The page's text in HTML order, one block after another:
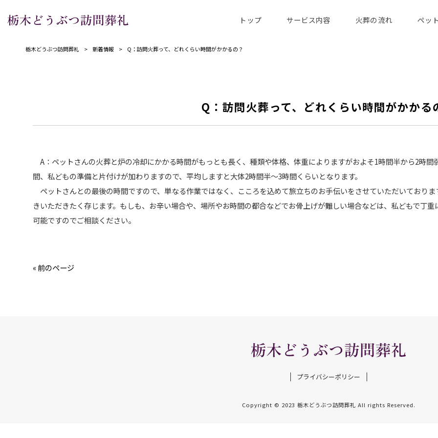
トップ サービス内容 火葬の流れ ペッ
栃木どうぶつ訪問葬礼 > 新着情報 > Q：訪問火葬って、どれくらい時間がかかるの？
Q：訪問火葬って、どれくらい時間がかかる
A：ペットさんの火葬と炉の冷却にかかる時間がもっとも長く、種類や体格、体重によりますがおよそ1時間半から2時
間、私どもの準備と片付けが加わりますので、平均しますと大体2時間半～3時間くらいとなります。
ペットさんとの最後の時間ですので、単なる作業ではなく、こころを込めて旅立ちのお手伝いをさせていただいており
きいただきたく存じます。もしも、お辛い場合や、場所やお時間の都合などでお骨上げが難しい場合などは、私どもで丁
可能ですのでご相談ください。
« 前のページ
プライバシーポリシー
Copyright © 2023 栃木どうぶつ訪問葬礼 All rights Reserved.